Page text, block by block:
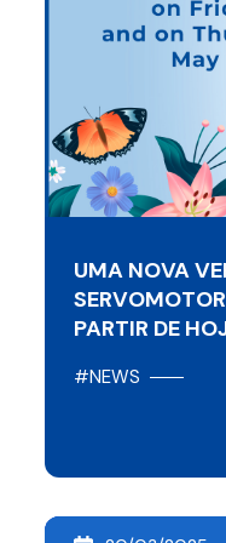
UMA NOVA
PARTIR DE
#NEWS